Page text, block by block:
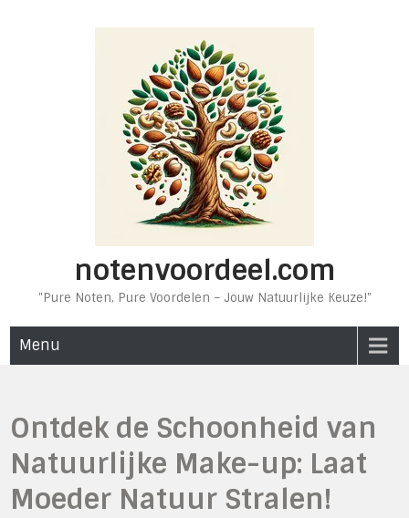
notenvoordeel.com
"Pure Noten, Pure Voordelen – Jouw Natuurlijke Keuze!"
Menu
Ontdek de Schoonheid van
Natuurlijke Make-up: Laat
Moeder Natuur Stralen!